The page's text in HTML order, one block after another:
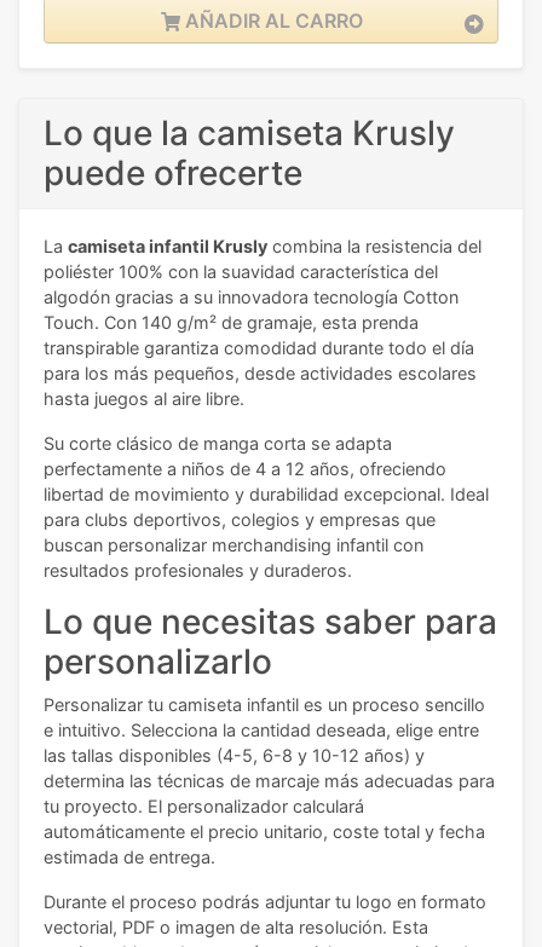
AÑADIR AL CARRO
Lo que la camiseta Krusly
puede ofrecerte
La camiseta infantil Krusly combina la resistencia del
poliéster 100% con la suavidad característica del
algodón gracias a su innovadora tecnología Cotton
Touch. Con 140 g/m² de gramaje, esta prenda
transpirable garantiza comodidad durante todo el día
para los más pequeños, desde actividades escolares
hasta juegos al aire libre.
Su corte clásico de manga corta se adapta
perfectamente a niños de 4 a 12 años, ofreciendo
libertad de movimiento y durabilidad excepcional. Ideal
para clubs deportivos, colegios y empresas que
buscan personalizar merchandising infantil con
resultados profesionales y duraderos.
Lo que necesitas saber para
personalizarlo
Personalizar tu camiseta infantil es un proceso sencillo
e intuitivo. Selecciona la cantidad deseada, elige entre
las tallas disponibles (4-5, 6-8 y 10-12 años) y
determina las técnicas de marcaje más adecuadas para
tu proyecto. El personalizador calculará
automáticamente el precio unitario, coste total y fecha
estimada de entrega.
Durante el proceso podrás adjuntar tu logo en formato
vectorial, PDF o imagen de alta resolución. Esta